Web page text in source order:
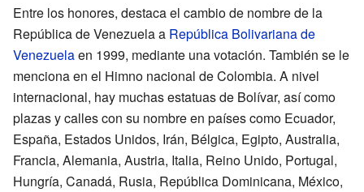
Entre los honores, destaca el cambio de nombre de la
República de Venezuela a República Bolivariana de
Venezuelaen 1999, mediante una votación. También se le
menciona en el Himno nacional de Colombia. A nivel
internacional, hay muchas estatuas de Bolívar, así como
plazas y calles con su nombre en países como Ecuador,
España, Estados Unidos, Irán, Bélgica, Egipto, Australia,
Francia, Alemania, Austria, Italia, Reino Unido, Portugal,
Hungría, Canadá, Rusia, República Dominicana, México,